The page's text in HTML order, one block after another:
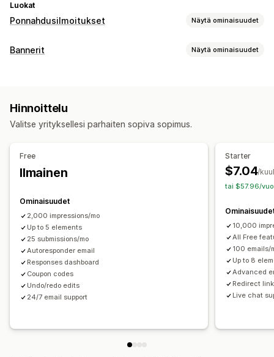
Luokat
Ponnahdusilmoitukset Näytä ominaisuudet
Ponnahdusilmoitustyypit
Varoitusponnahdusikkunat
Suostumusponnahdusikkunat Arvosteluponnahdusikkunat
Ponnahdusikkunoiden ylläpito
Mukautetut fontit
Kampanjat Käynnistimet ja säännöt
Kohdentaminen Raportointi
Bannerit Näytä ominaisuudet
Ilmainen toimitus
Ajastin
Paikallaan pysyminen näytöllä
Mukautettu CSS-koodi
Analytiikka ja raportit
Tehokkuuden seuranta
Hinnoittelu
Valitse yrityksellesi parhaiten sopiva sopimus.
Free
Ilmainen
Ominaisuudet
2,000 impressions/mo
Up to 5 elements
25 submissions/mo
Autoresponder email
Responses dashboard
Coupon codes
Undo/redo edits
24/7 email support
Starter
$7.04/
tai $57.96/
10,000
All Free
100 emails/
Up to 8
Advanced
Redirect
Live chat